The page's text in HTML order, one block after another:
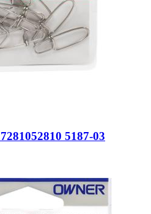
5187-03